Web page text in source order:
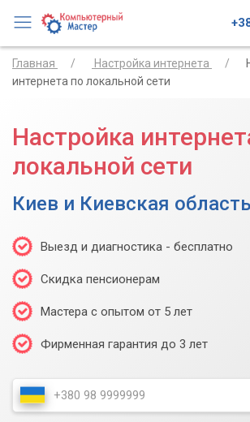
Главная Настройка интернета
интернета по локальной сети
Настройка
локальной сети
Киев и Киевская область
Выезд и диагностика - бесплатно
Скидка пенсионерам
Мастера с опытом от 5 лет
Фирменная гарантия до 3 лет